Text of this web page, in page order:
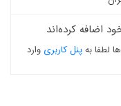
لطفا بهپنل کاربری وارد